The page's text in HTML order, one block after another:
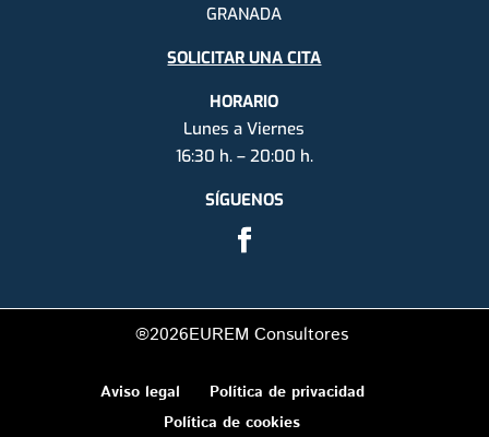
GRANADA
SOLICITAR UNA CITA
HORARIO
Lunes a Viernes
16:30 h. – 20:00 h.
SÍGUENOS
®2026EUREM Consultores
Aviso legal
Política de privacidad
Política de cookies